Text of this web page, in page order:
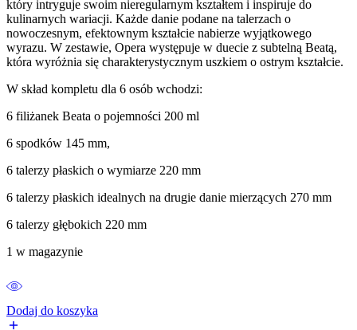
który intryguje swoim nieregularnym kształtem i inspiruje do
kulinarnych wariacji. Każde danie podane na talerzach o
nowoczesnym, efektownym kształcie nabierze wyjątkowego
wyrazu. W zestawie, Opera występuje w duecie z subtelną Beatą,
która wyróżnia się charakterystycznym uszkiem o ostrym kształcie.
W skład kompletu dla 6 osób wchodzi:
6 filiżanek Beata o pojemności 200 ml
6 spodków 145 mm,
6 talerzy płaskich o wymiarze 220 mm
6 talerzy płaskich idealnych na drugie danie mierzących 270 mm
6 talerzy głębokich 220 mm
1 w magazynie
Dodaj do koszyka